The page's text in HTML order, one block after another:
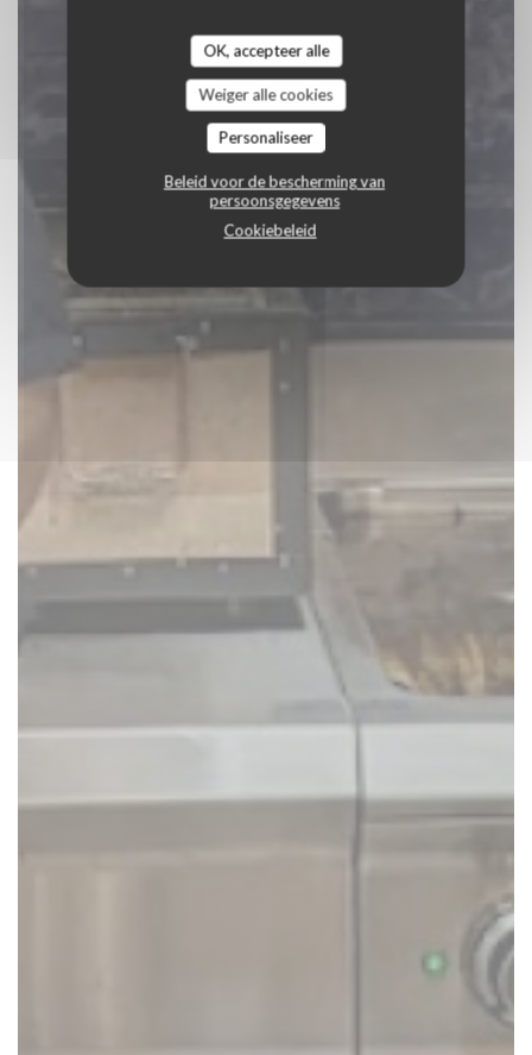
OK, accepteer alle
Weiger alle cookies
Personaliseer
Beleid voor de bescherming van
persoonsgegevens
Cookiebeleid